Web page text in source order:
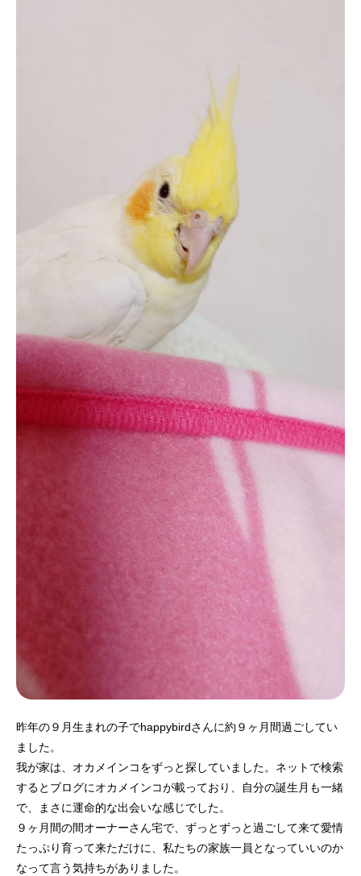
昨年の９月生まれの子でhappybirdさんに約９ヶ月間過ごしてい
ました。
我が家は、オカメインコをずっと探していました。ネットで検索
するとブログにオカメインコが載っており、自分の誕生月も一緒
で、まさに運命的な出会いな感じでした。
９ヶ月間の間オーナーさん宅で、ずっとずっと過ごして来て愛情
たっぷり育って来ただけに、私たちの家族一員となっていいのか
なって言う気持ちがありました。